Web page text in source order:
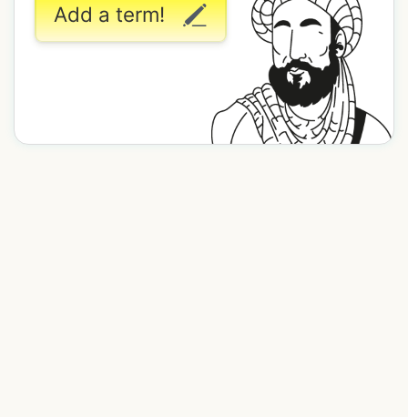
Add a term!